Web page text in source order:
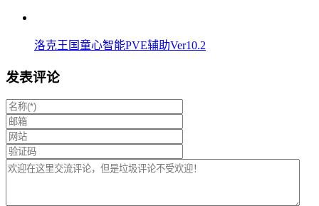
洛克王国童心智能PVE辅助Ver10.2
发表评论